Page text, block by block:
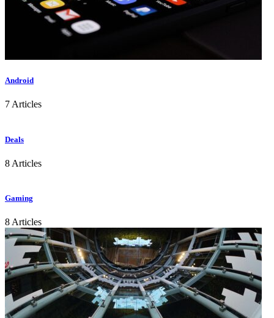
Android
7 Articles
Deals
8 Articles
Gaming
8 Articles